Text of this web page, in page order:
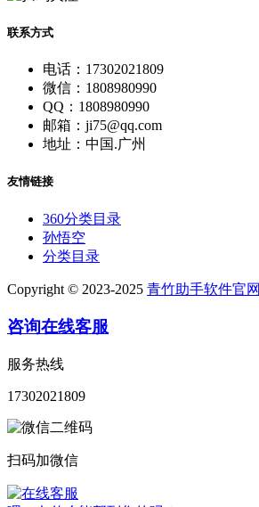
联系方式
电话：17302021809
微信：1808980990
QQ：1808980990
邮箱：ji75@qq.com
地址：中国.广州
友情链接
360分类目录
孙悟空
分类目录
Copyright © 2023-2025 青竹助手软件官网
咨询在线客服
服务热线
17302021809
扫码加微信